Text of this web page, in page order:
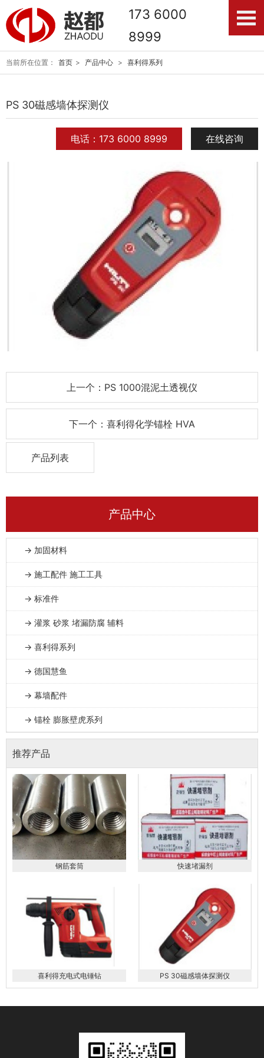
173 6000
8999
当前所在位置： 首页 > 产品中心 > 喜利得系列
PS 30磁感墙体探测仪
在线咨询
电话：173 6000 8999
上一个：PS 1000混泥土透视仪
下一个：喜利得化学锚栓 HVA
产品列表
产品中心
→ 加固材料
→ 施工配件 施工工具
→ 标准件
→ 灌浆 砂浆 堵漏防腐 辅料
→ 喜利得系列
→ 德国慧鱼
→ 幕墙配件
→ 锚栓 膨胀壁虎系列
推荐产品
钢筋套筒 快速堵漏剂
喜利得充电式电锤钻 PS 30磁感墙体探测仪